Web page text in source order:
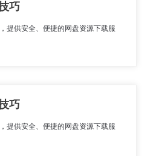
巧
提供安全、便捷的网盘资源下载服
巧
提供安全、便捷的网盘资源下载服